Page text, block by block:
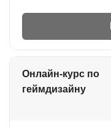
Онлайн-курс по
геймдизайну